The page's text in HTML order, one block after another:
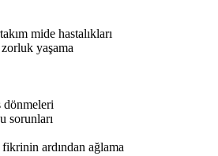
mide hastalıkları
yaşama
dönmeleri
sorunları
ardından ağlama